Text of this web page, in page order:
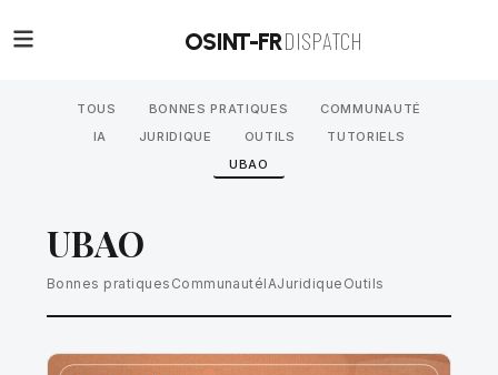
OSINT-FRDISPATCH
TOUS BONNES PRATIQUES
COMMUNAUTÉ
IA
JURIDIQUE OUTILS
TUTORIELS
UBAO
UBAO
Bonnes pratiques CommunautéIAJuridique Outils